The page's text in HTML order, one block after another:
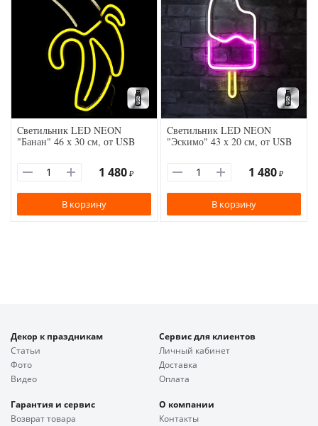
Cветильник LED NEON
"Банан" 46 х 30 см, от USB
1 480 ₽
В корзину
Cветильник LED NEON
"Эскимо" 43 х 20 см, от USB
1 480 ₽
В корзину
Декор к праздникам
Статьи
Фото
Видео
Сервис для клиентов
Личный кабинет
Доставка
Оплата
Гарантия и сервис
Возврат товара
О компании
Контакты